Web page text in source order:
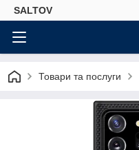
SALTOV
Товари та послуги